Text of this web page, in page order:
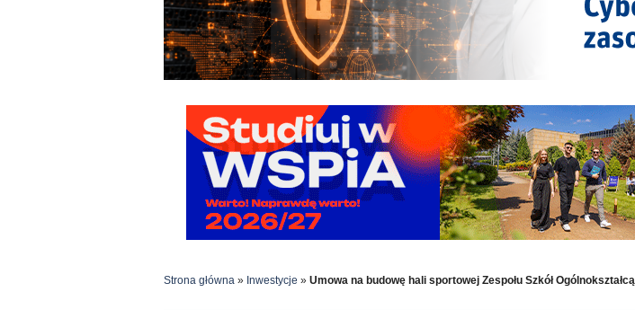
Strona główna » Inwestycje » Umowa na budowę hali sportowej Zespołu Szkół